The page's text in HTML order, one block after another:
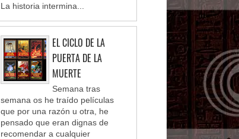
La historia intermina...
EL CICLO DE LA
PUERTA DE LA
MUERTE
Semana tras
semana os he traído películas
que por una razón u otra, he
pensado que eran dignas de
recomendar a cualquier